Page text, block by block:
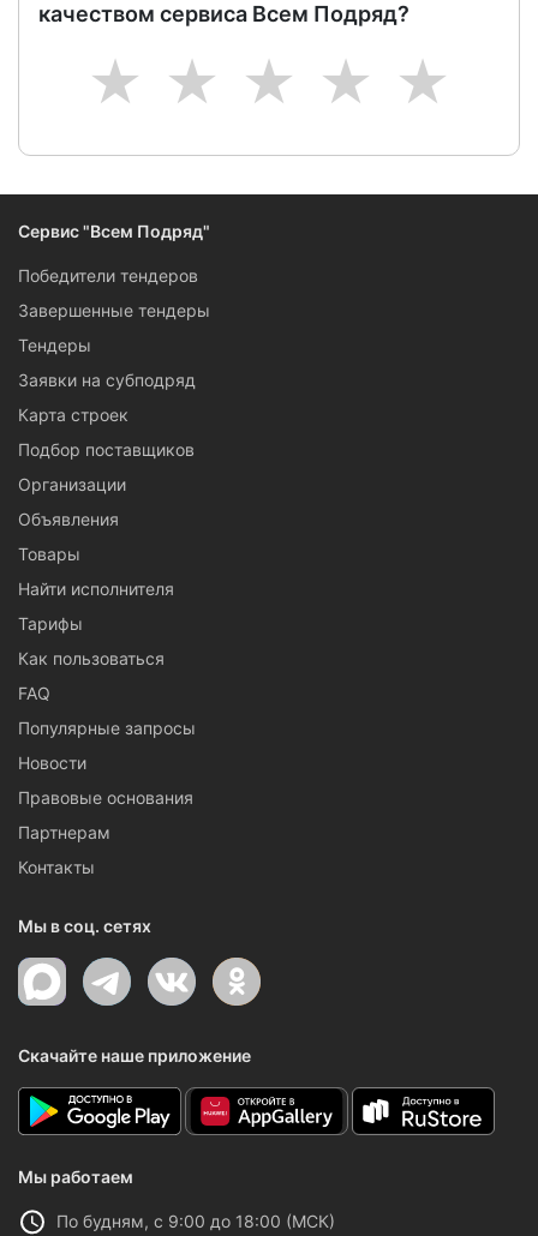
качеством сервиса Всем Подряд?
5
4
3
2
1
Сервис "Всем Подряд"
Победители тендеров
Завершенные тендеры
Тендеры
Заявки на субподряд
Карта строек
Подбор поставщиков
Организации
Объявления
Товары
Найти исполнителя
Тарифы
Как пользоваться
FAQ
Популярные запросы
Новости
Правовые основания
Партнерам
Контакты
Мы в соц. сетях
Скачайте наше приложение
Мы работаем
По будням, с 9:00 до 18:00 (МСК)